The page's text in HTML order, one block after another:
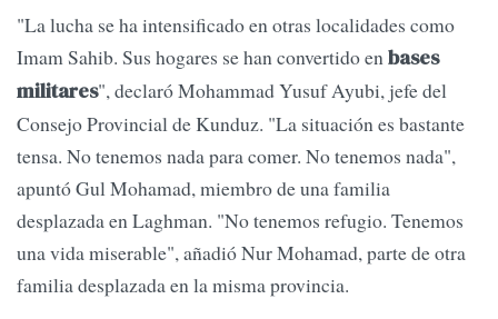
"La lucha se ha intensificado en otras localidades como
Imam Sahib. Sus hogares se han convertido enbases
militares", declaró Mohammad Yusuf Ayubi, jefe del
Consejo Provincial de Kunduz. "La situación es bastante
tensa. No tenemos nada para comer. No tenemos nada",
apuntó Gul Mohamad, miembro de una familia
desplazada en Laghman. "No tenemos refugio. Tenemos
una vida miserable", añadió Nur Mohamad, parte de otra
familia desplazada en la misma provincia.